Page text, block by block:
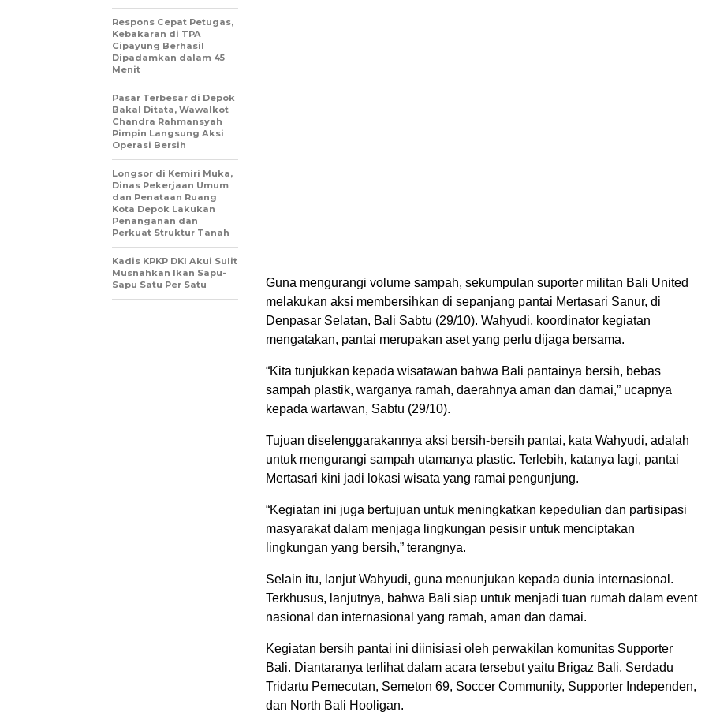
Guna mengurangi volume sampah, sekumpulan suporter militan Bali United
melakukan aksi membersihkan di sepanjang pantai Mertasari Sanur, di
Denpasar Selatan, Bali Sabtu (29/10). Wahyudi, koordinator kegiatan
mengatakan, pantai merupakan aset yang perlu dijaga bersama.
“Kita tunjukkan kepada wisatawan bahwa Bali pantainya bersih, bebas
sampah plastik, warganya ramah, daerahnya aman dan damai,” ucapnya
kepada wartawan, Sabtu (29/10).
Tujuan diselenggarakannya aksi bersih-bersih pantai, kata Wahyudi, adalah
untuk mengurangi sampah utamanya plastic. Terlebih, katanya lagi, pantai
Mertasari kini jadi lokasi wisata yang ramai pengunjung.
“Kegiatan ini juga bertujuan untuk meningkatkan kepedulian dan partisipasi
masyarakat dalam menjaga lingkungan pesisir untuk menciptakan
lingkungan yang bersih,” terangnya.
Selain itu, lanjut Wahyudi, guna menunjukan kepada dunia internasional.
Terkhusus, lanjutnya, bahwa Bali siap untuk menjadi tuan rumah dalam event
nasional dan internasional yang ramah, aman dan damai.
Kegiatan bersih pantai ini diinisiasi oleh perwakilan komunitas Supporter
Bali. Diantaranya terlihat dalam acara tersebut yaitu Brigaz Bali, Serdadu
Tridartu Pemecutan, Semeton 69, Soccer Community, Supporter Independen,
dan North Bali Hooligan.
Respons Cepat Petugas,
Kebakaran di TPA
Cipayung Berhasil
Dipadamkan dalam 45
Menit
Pasar Terbesar di Depok
Bakal Ditata, Wawalkot
Chandra Rahmansyah
Pimpin Langsung Aksi
Operasi Bersih
Longsor di Kemiri Muka,
Dinas Pekerjaan Umum
dan Penataan Ruang
Kota Depok Lakukan
Penanganan dan
Perkuat Struktur Tanah
Kadis KPKP DKI Akui Sulit
Musnahkan Ikan Sapu-
Sapu Satu Per Satu